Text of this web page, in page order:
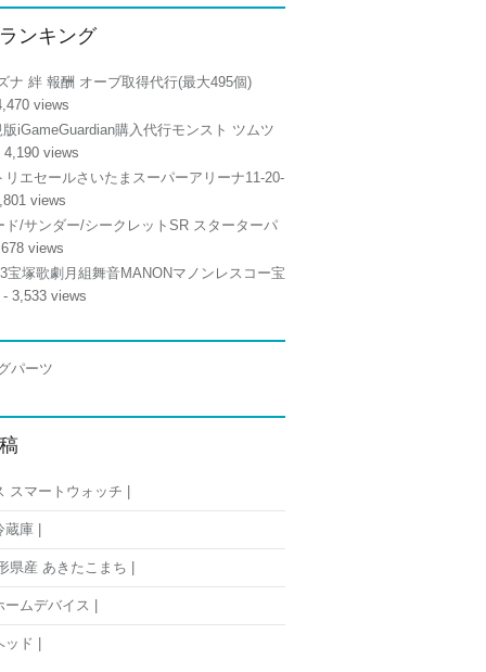
ンキング
ナ 絆 報酬 オーブ取得代行(最大495個)
views
iGameGuardian購入代行モンスト ツムツ
4,190 views
リエセールさいたまスーパーアリーナ11-20-
views
ド/サンダー/シークレットSR スターターパ
views
宝塚歌劇月組舞音MANONマノンレスコー宝
- 3,533 views
スマートウォッチ |
庫 |
県産 あきたこまち |
ムデバイス |
ド |